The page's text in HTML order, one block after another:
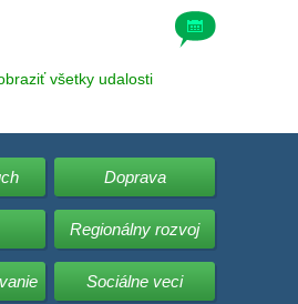
všetky udalosti
Doprava
Regionálny rozvoj
Sociálne veci